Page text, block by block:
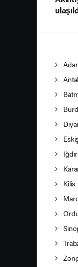
Iğdır
Kilis